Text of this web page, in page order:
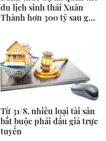
du lịch sinh thái Xuân
Thành hơn 300 tỷ sau gần
Từ 31/8, nhiều loại tài sản
bắt buộc phải đấu giá trực
tuyến